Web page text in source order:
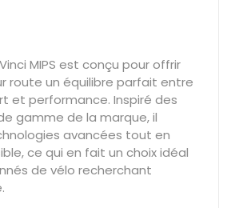
MIPS est conçu pour offrir
route un équilibre parfait entre
et performance. Inspiré des
gamme de la marque, il
avancées tout en
ce qui en fait un choix idéal
de vélo recherchant